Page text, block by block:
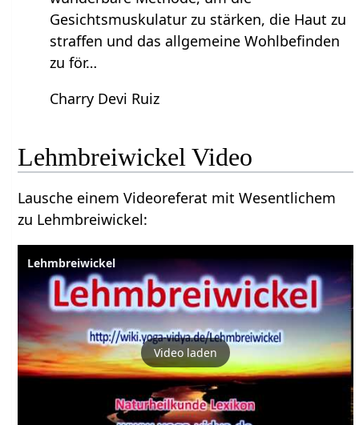
Gesichtsmuskulatur zu stärken, die Haut zu
straffen und das allgemeine Wohlbefinden
zu för…
Charry Devi Ruiz
Lehmbreiwickel Video
Lausche einem Videoreferat mit Wesentlichem
zu Lehmbreiwickel:
Lehmbreiwickel
Video laden